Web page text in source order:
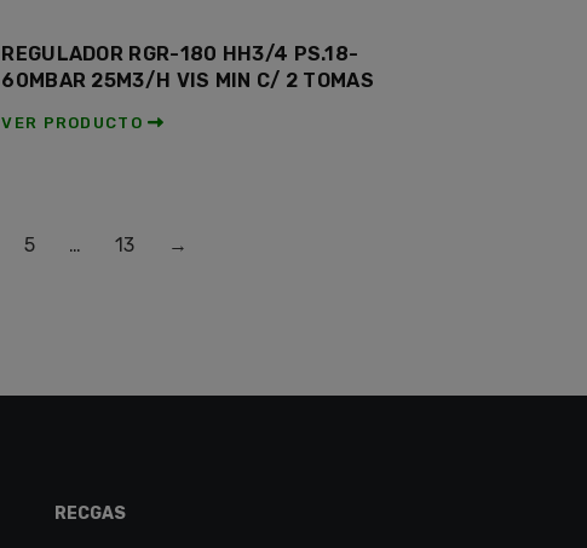
REGULADOR RGR-180 HH3/4 PS.18-
60MBAR 25M3/H VIS MIN C/ 2 TOMAS
VER PRODUCTO
5 … 13 →
RECGAS